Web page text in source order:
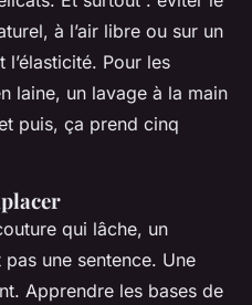
à l’air libre ou sur un
Pour les
laine, un lavage à la main
puis, ça prend cinq
qui lâche, un
une sentence. Une
Apprendre les bases de